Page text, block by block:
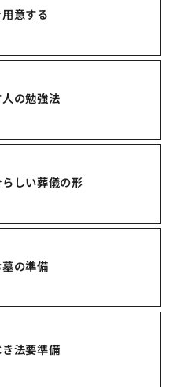
意する
の勉強法
しい葬儀の形
の準備
法要準備